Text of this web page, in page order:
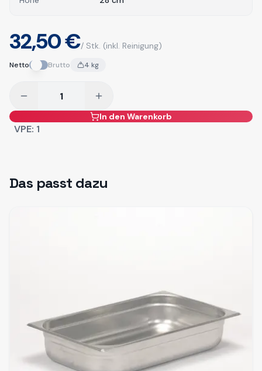
32,50 €/ Stk. (inkl. Reinigung)
Netto Brutto 4 kg
In den Warenkorb
VPE: 1
Das passt dazu